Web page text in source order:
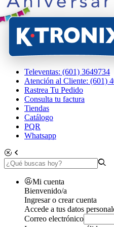
Televentas: (601) 3649734
Atención al Cliente: (601)
Rastrea Tu Pedido
Consulta tu factura
Tiendas
Catálogo
PQR
Whatsapp
Mi cuenta
Bienvenido/a
Ingresar o crear cuenta
Accede a tus datos
Correo electrónico